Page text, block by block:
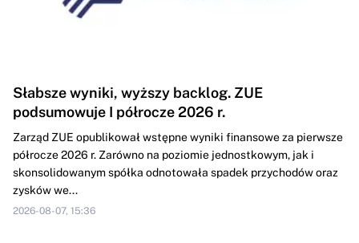
Słabsze wyniki, wyższy backlog. ZUE
podsumowuje I półrocze 2026 r.
Zarząd ZUE opublikował wstępne wyniki finansowe za pierwsze
półrocze 2026 r. Zarówno na poziomie jednostkowym, jak i
skonsolidowanym spółka odnotowała spadek przychodów oraz
zysków we...
2026-08-07, 15:36